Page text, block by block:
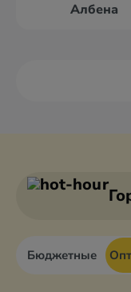
Албена
Балчик
Бюджетные